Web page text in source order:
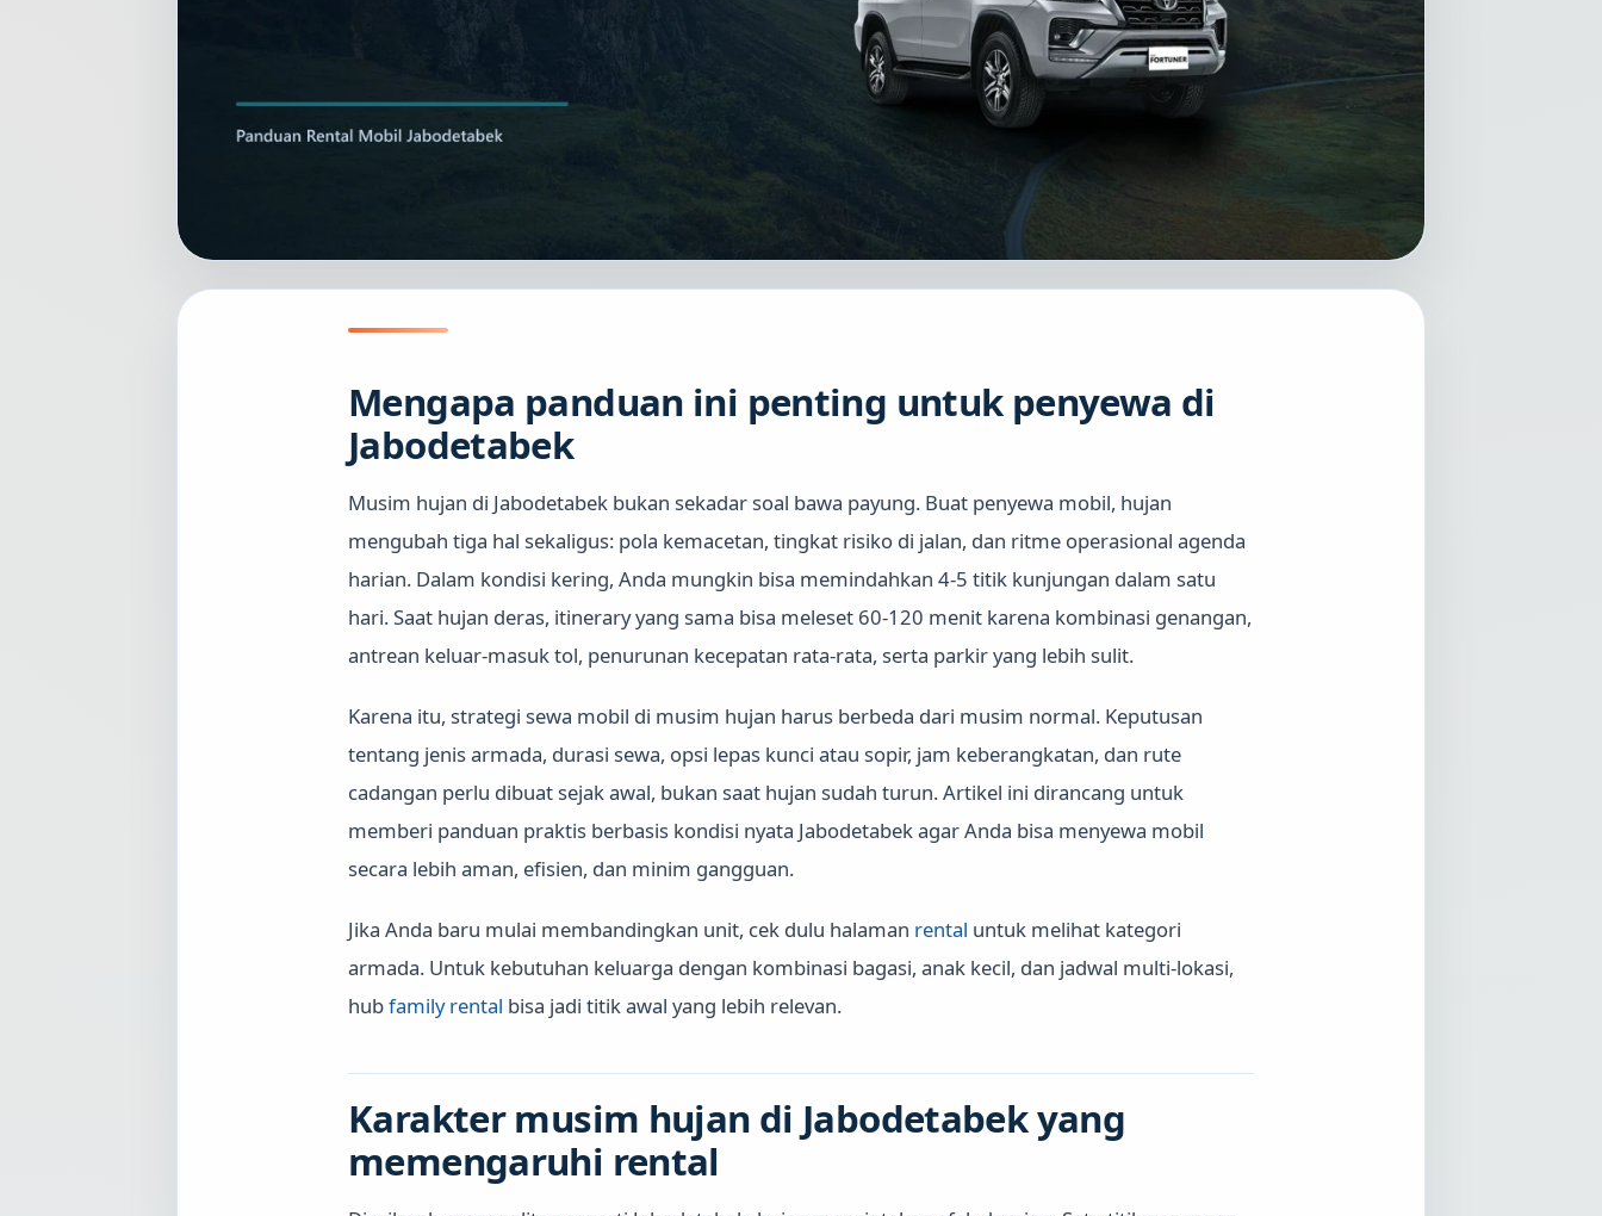
Mengapa panduan ini penting untuk penyewa di
Jabodetabek
Musim hujan di Jabodetabek bukan sekadar soal bawa payung. Buat penyewa mobil, hujan
mengubah tiga hal sekaligus: pola kemacetan, tingkat risiko di jalan, dan ritme operasional agenda
harian. Dalam kondisi kering, Anda mungkin bisa memindahkan 4-5 titik kunjungan dalam satu
hari. Saat hujan deras, itinerary yang sama bisa meleset 60-120 menit karena kombinasi genangan,
antrean keluar-masuk tol, penurunan kecepatan rata-rata, serta parkir yang lebih sulit.
Karena itu, strategi sewa mobil di musim hujan harus berbeda dari musim normal. Keputusan
tentang jenis armada, durasi sewa, opsi lepas kunci atau sopir, jam keberangkatan, dan rute
cadangan perlu dibuat sejak awal, bukan saat hujan sudah turun. Artikel ini dirancang untuk
memberi panduan praktis berbasis kondisi nyata Jabodetabek agar Anda bisa menyewa mobil
secara lebih aman, efisien, dan minim gangguan.
Jika Anda baru mulai membandingkan unit, cek dulu halaman rental untuk melihat kategori
armada. Untuk kebutuhan keluarga dengan kombinasi bagasi, anak kecil, dan jadwal multi-lokasi,
hubfamily rental bisa jadi titik awal yang lebih relevan.
Karakter musim hujan di Jabodetabek yang
memengaruhi rental